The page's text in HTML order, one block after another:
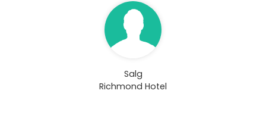
Salg
Richmond Hotel